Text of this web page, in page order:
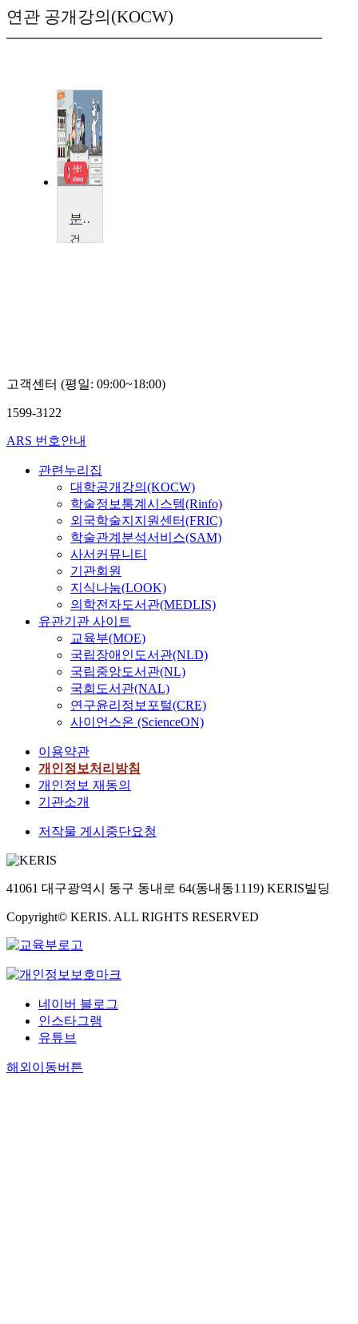
연관 공개강의(KOCW)
분석화학
건
고객센터 (평일: 09:00~18:00)
1599-3122
ARS 번호안내
관련누리집
대학공개강의(KOCW)
학술정보통계시스템(Rinfo)
외국학술지지원센터(FRIC)
학술관계분석서비스(SAM)
사서커뮤니티
기관회원
지식나눔(LOOK)
의학전자도서관(MEDLIS)
유관기관 사이트
교육부(MOE)
국립장애인도서관(NLD)
국립중앙도서관(NL)
국회도서관(NAL)
연구윤리정보포털(CRE)
사이언스온 (ScienceON)
이용약관
개인정보처리방침
개인정보 재동의
기관소개
저작물 게시중단요청
41061 대구광역시 동구 동내로 64(동내동1119) KERIS빌딩
Copyright© KERIS. ALL RIGHTS RESERVED
네이버 블로그
인스타그램
유튜브
해외이동버튼